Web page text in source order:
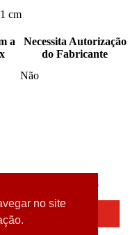
no site
cm
a
Necessita Autorização
do Fabricante
Não
desatualizado